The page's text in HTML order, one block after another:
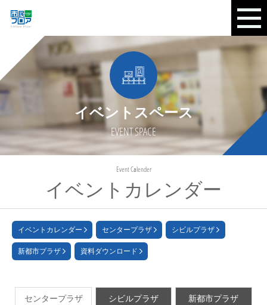
イベントスペース
EVENT SPACE
イベントカレンダー
Event Calender
イベントカレンダー センタープラザ シビルプラザ
新都市プラザ 資料ダウンロード
センタープラザ シビルプラザ 新都市プラザ